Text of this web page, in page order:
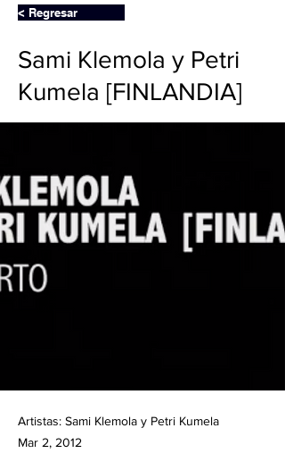
< Regresar
Sami Klemola y Petri
Kumela [FINLANDIA]
Artistas: Sami Klemola y Petri Kumela
Mar 2, 2012